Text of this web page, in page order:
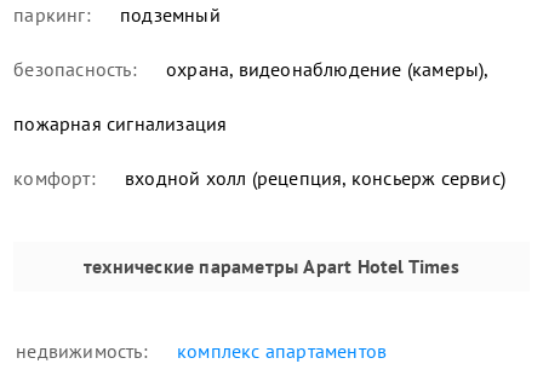
паркинг: подземный
безопасность: охрана, видеонаблюдение (камеры),
пожарная сигнализация
комфорт: входной холл (рецепция, консьерж сервис)
технические параметры Apart Hotel Times
недвижимость: комплекс апартаментов